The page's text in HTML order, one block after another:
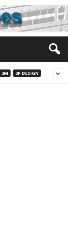
3M 3P DESIGN